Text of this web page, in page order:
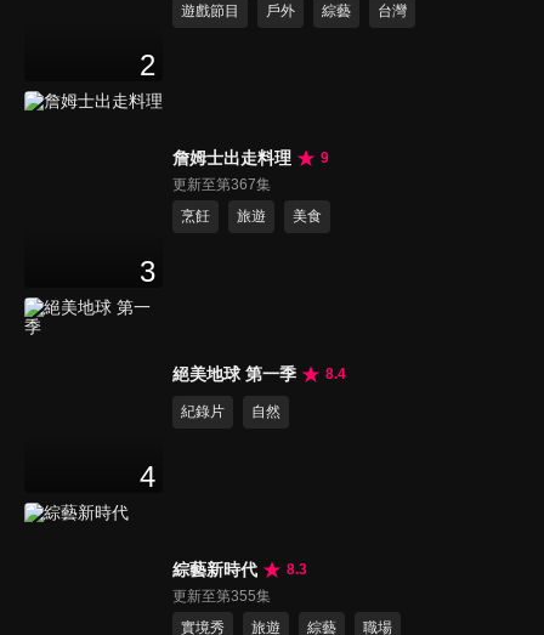
2
遊戲節目
戶外 綜藝 台灣
3
詹姆士出走料理
9
更新至第367集
烹飪
旅遊 美食
4
絕美地球 第一季 8.4
紀錄片 自然
綜藝新時代
8.3
更新至第355集
實境秀
旅遊 綜藝 職場